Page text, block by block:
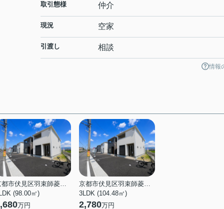
取引態様 仲介
現況 空家
引渡し 相談
情報
京都市伏見区羽束師菱川町
(98.00㎡)
万円
京都市伏見区羽束師菱川町
3LDK (104.48㎡)
2,780万円